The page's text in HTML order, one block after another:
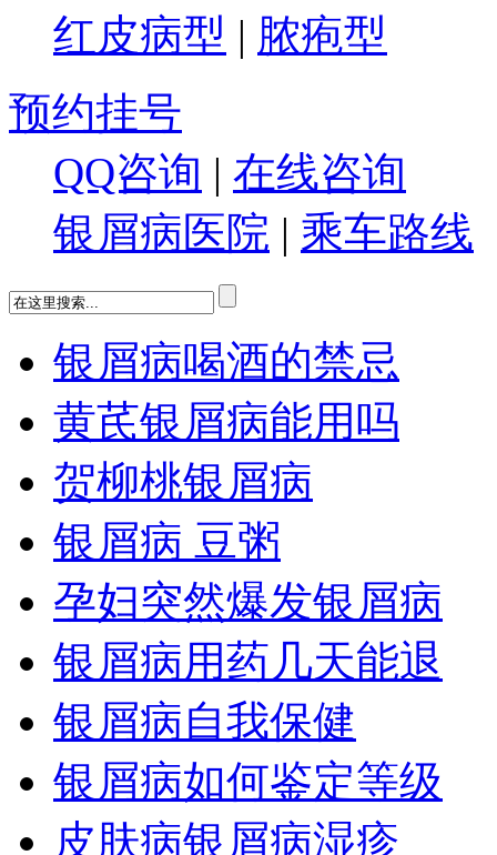
红皮病型 | 脓疱型
预约挂号
QQ咨询 | 在线咨询
银屑病医院 | 乘车路线
银屑病喝酒的禁忌
黄芪银屑病能用吗
贺柳桃银屑病
银屑病 豆粥
孕妇突然爆发银屑病
银屑病用药几天能退
银屑病自我保健
银屑病如何鉴定等级
皮肤病银屑病湿疹